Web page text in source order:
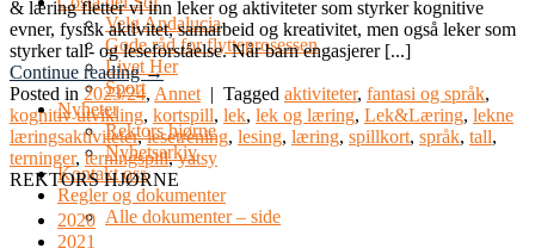
Velg Andalucia
Gode råd for flytteprosessen
Livet Her
Sport
Nyheter
Rektors hjørne
Nyhetsarkiv
Kontakt oss
Regler og dokumenter
Alle dokumenter – side
& læring fletter vi inn leker og aktiviteter som styrker kognitive
evner, fysisk aktivitet, samarbeid og kreativitet, men også leker som
styrker tall- og leseforståelse. Når barn engasjerer [...]
Continue reading→
Posted in 2023/24, Annet | Tagged aktiviteter, fantasi og språk,
kognitiv utvikling, kortspill, lek, lek og læring, Lek&Læring, lekne
læringsaktiviteter,lesetrening, lesing, læring, spillkort, språk, tall,
terninger, terningspill,yatsy
REKTORS HJØRNE
2020
2021